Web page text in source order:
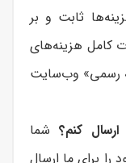
ثابت و بر
کامل هزینه‌های
رسمی» وب‌سایت
شما
برای ما ارسال